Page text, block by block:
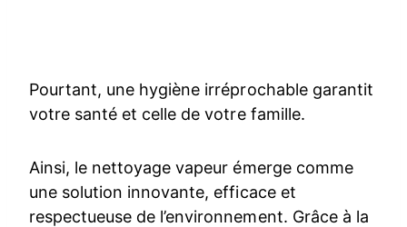
Pourtant, une hygiène irréprochable garantit
votre santé et celle de votre famille.
Ainsi, le nettoyage vapeur émerge comme
une solution innovante, efficace et
respectueuse de l’environnement. Grâce à la